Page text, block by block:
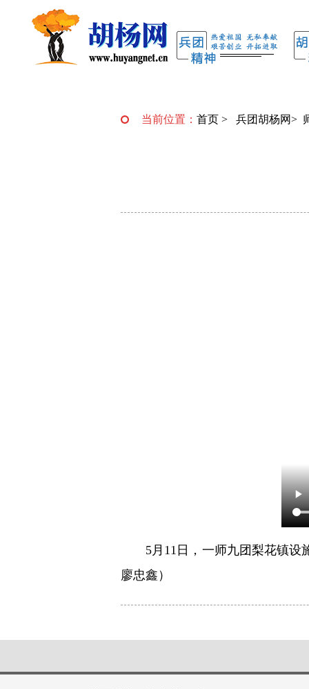
当前位置： 首页 > 兵团胡杨网>
5月11日，一师九团梨花镇
廖忠鑫）